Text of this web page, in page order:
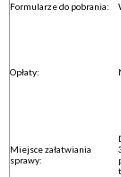
Formularze do pobrania:
Opłaty:
Miejsce załatwiania
sprawy: